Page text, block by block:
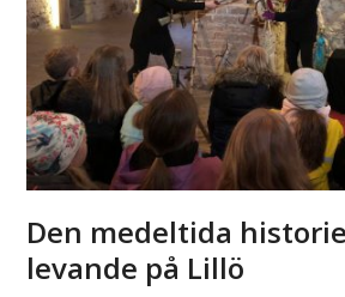
Den medeltida
levande på Lillö